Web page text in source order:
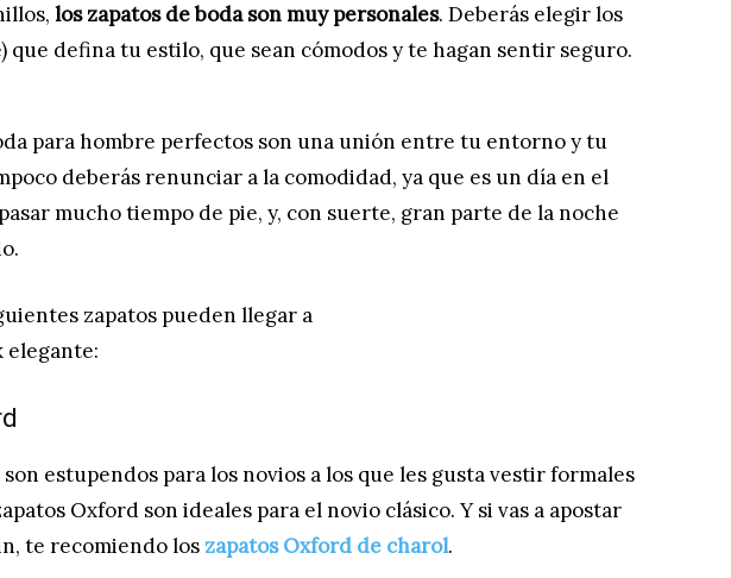
los zapatos de boda son muy personales. Deberás elegir los
que defina tu estilo, que sean cómodos y te hagan sentir seguro.
para hombre perfectos son una unión entre tu entorno y tu
deberás renunciar a la comodidad, ya que es un día en el
mucho tiempo de pie, y, con suerte, gran parte de la noche
zapatos pueden llegar a
elegante:
estupendos para los novios a los que les gusta vestir formales
Oxford son ideales para el novio clásico. Y si vas a apostar
te recomiendo los zapatos Oxford de charol.